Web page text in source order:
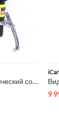
Съёмник гидравлический со встроенным насосом 5 т Car-Tool CT-...
9